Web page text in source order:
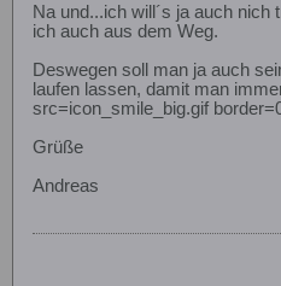
Na und...ich will´s ja auch
ich auch aus dem Weg.
Deswegen soll man ja auch
laufen lassen, damit man
src=icon_smile_big.gif
Grüße
Andreas